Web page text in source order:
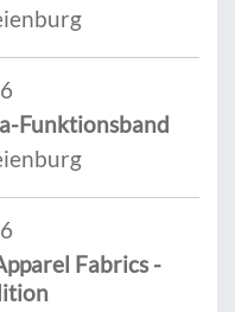
Funktionsband
Fabrics -